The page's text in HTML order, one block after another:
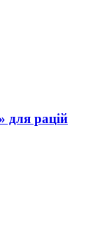
для рацій